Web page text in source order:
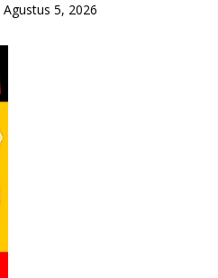
Agustus 5, 2026